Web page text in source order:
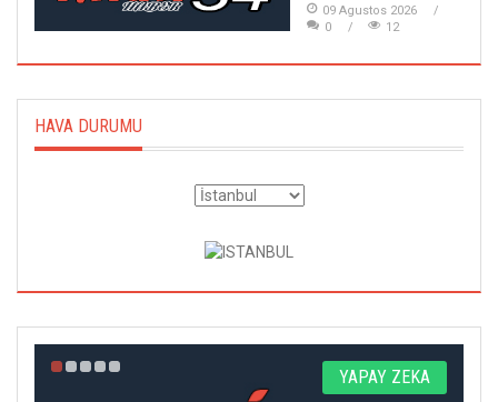
09 Agustos 2026
0
12
HAVA DURUMU
YAPAY ZEKA